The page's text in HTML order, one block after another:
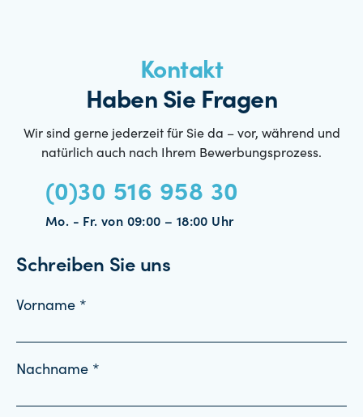
Kontakt
Haben Sie Fragen
Wir sind gerne jederzeit für Sie da – vor, während und
natürlich auch nach Ihrem Bewerbungsprozess.
(0)30 516 958 30
Mo. - Fr. von 09:00 – 18:00 Uhr
Schreiben Sie uns
Vorname *
Nachname *